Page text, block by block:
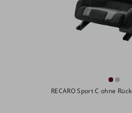
RECARO Sport C ohne